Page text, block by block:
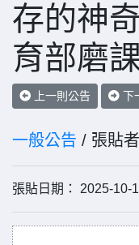
存的神
育部磨
上一則公告 下
一般公告 / 張貼者
張貼日期： 2025-